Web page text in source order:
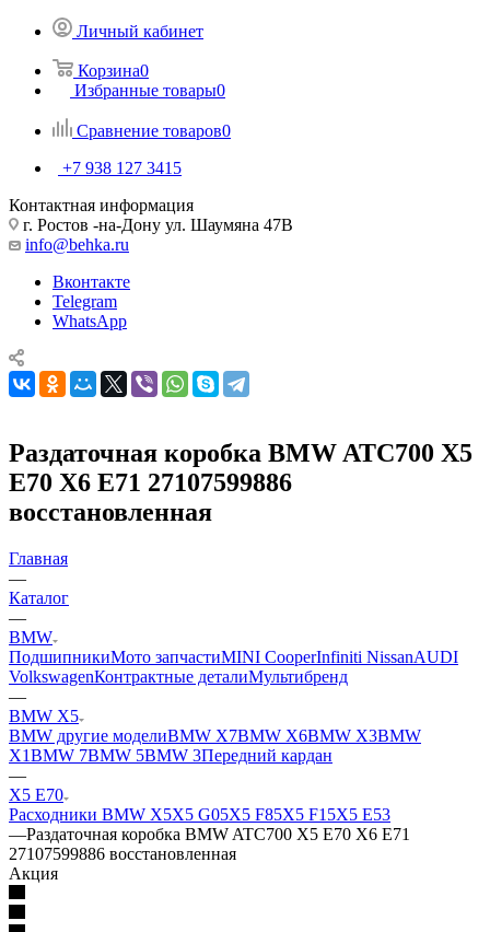
Личный кабинет
Корзина0
Избранные товары0
Сравнение товаров0
+7 938 127 3415
Контактная информация
г. Ростов -на-Дону ул. Шаумяна 47В
info@behka.ru
Вконтакте
Telegram
WhatsApp
Раздаточная коробка BMW ATC700 X5
E70 X6 E71 27107599886
восстановленная
Главная
—
Каталог
—
BMW
ПодшипникиМото запчастиMINI CooperInfiniti NissanAUDI
VolkswagenКонтрактные деталиМультибренд
—
BMW X5
BMW другие моделиBMW X7BMW X6BMW X3BMW
X1BMW 7BMW 5BMW 3Передний кардан
—
X5 E70
Расходники BMW X5X5 G05X5 F85X5 F15X5 E53
—Раздаточная коробка BMW ATC700 X5 E70 X6 E71
27107599886 восстановленная
Акция